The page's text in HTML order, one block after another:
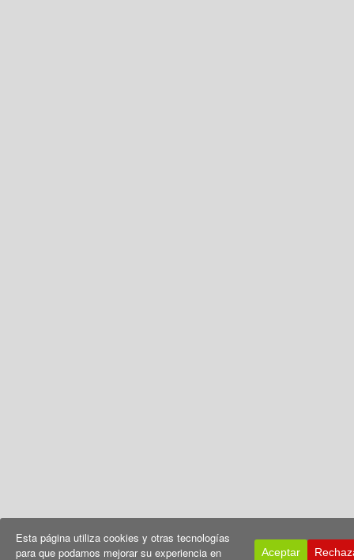
Esta página utiliza cookies y otras tecnologías
para que podamos mejorar su experiencia en
Aceptar